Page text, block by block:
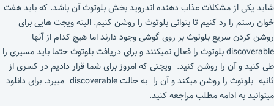
شاید یکی از مشکلات عذاب دهنده اندروید بخش بلوتوث آن باشد. که باید هفت
خوان رستم را رد کنیم تا بتوانی بلوتوث را روشن کنیم. البته ویجت هایی برای
روشن کردن سریع بلوتوث بر روی گوشی وجود دارند اما هیچ کدام از آنها
discoverable بلوتوث را فعال نمیکنند و برای دریافت بلوتوث حتما باید مسیری را
طی کنید و آن را روشن کنید. ویجتی که امروز برای شما قرار دادیم در کسری از
ثانیه بلوتوث را روشن میکند و آن را به حالت discoverable میبرد. برای دانلود
میتوانید به ادامه مطلب مراجعه کنید.